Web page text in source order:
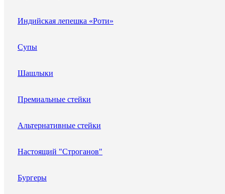
Индийская лепешка «Роти»
Супы
Шашлыки
Премиальные стейки
Альтернативные стейки
Настоящий "Строганов"
Бургеры